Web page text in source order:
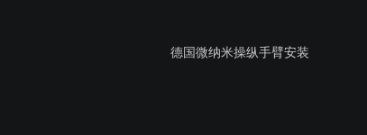
德国微纳米操纵手臂安装